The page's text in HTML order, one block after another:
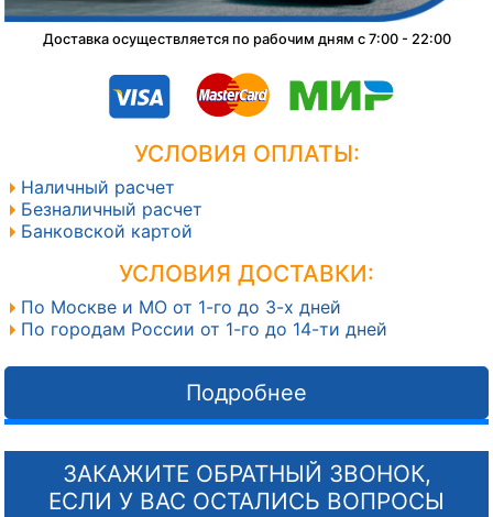
Доставка осуществляется по рабочим дням с 7:00 - 22:00
УСЛОВИЯ ОПЛАТЫ:
Наличный расчет
Безналичный расчет
Банковской картой
УСЛОВИЯ ДОСТАВКИ:
По Москве и МО от 1-го до 3-х дней
По городам России от 1-го до 14-ти дней
Подробнее
ЗАКАЖИТЕ ОБРАТНЫЙ ЗВОНОК,
ЕСЛИ У ВАС ОСТАЛИСЬ ВОПРОСЫ